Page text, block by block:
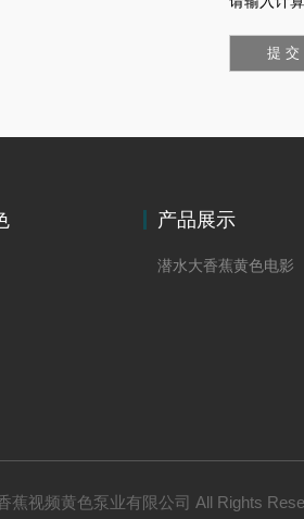
产品展示
潜水大香蕉黄色电影
蕉视频黄色泵业有限公司 All Rights